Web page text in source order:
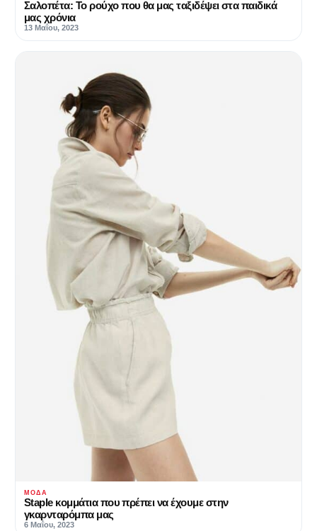
Σαλοπέτα: Το ρούχο που θα μας ταξιδέψει στα παιδικά
μας χρόνια
13 Μαΐου, 2023
ΜΌΔΑ
Staple κομμάτια που πρέπει να έχουμε στην
γκαρνταρόμπα μας
6 Μαΐου, 2023